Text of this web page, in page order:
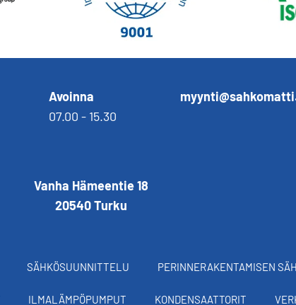
Avoinna
07.00 - 15.30
Vanha Hämeentie 18
20540 Turku
SÄHKÖSUUNNITTELU PERINNERAKENTAMISEN
ILMALÄMPÖPUMPUT KONDENSAATTORIT